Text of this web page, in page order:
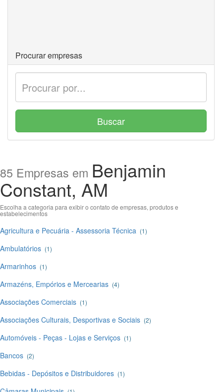
Procurar empresas
Buscar
85 Empresas em Benjamin
Constant, AM
Escolha a categoria para exibir o contato de empresas, produtos e
estabelecimentos
Agricultura e Pecuária - Assessoria Técnica (1)
Ambulatórios (1)
Armarinhos (1)
Armazéns, Empórios e Mercearias (4)
Associações Comerciais (1)
Associações Culturais, Desportivas e Sociais (2)
Automóveis - Peças - Lojas e Serviços (1)
Bancos (2)
Bebidas - Depósitos e Distribuidores (1)